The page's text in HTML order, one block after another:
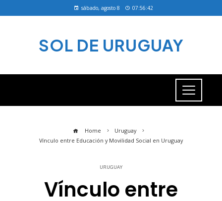
sábado, agosto 8 07:56:42
SOL DE URUGUAY
Home
Uruguay
Vínculo entre Educación y Movilidad Social en Uruguay
URUGUAY
Vínculo entre